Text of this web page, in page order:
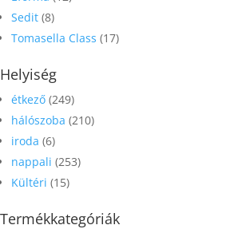
Sedit (8)
Tomasella Class (17)
Helyiség
étkező (249)
hálószoba (210)
iroda (6)
nappali (253)
Kültéri (15)
Termékkategóriák